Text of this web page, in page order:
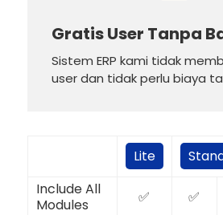
Gratis User Tanpa
Sistem ERP kami tidak
user dan tidak perlu biaya
Lite
Include All
Modules
✅ ✅